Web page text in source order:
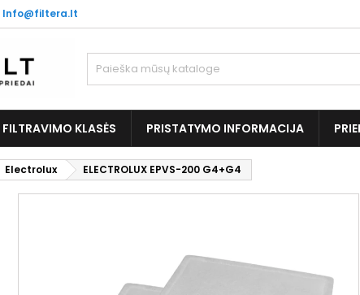
Info@filtera.lt
FILTRAVIMO KLASĖS PRISTATYMO INFORMACIJA
Electrolux ELECTROLUX EPVS-200 G4+G4